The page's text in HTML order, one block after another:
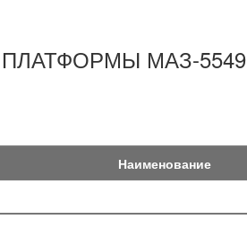
МАЗ-5549
Наименование